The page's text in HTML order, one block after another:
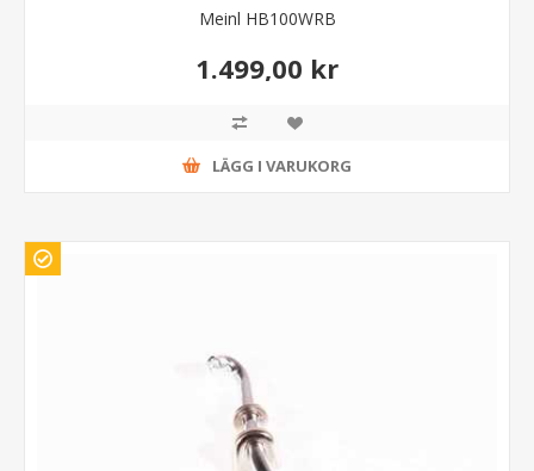
Meinl HB100WRB
1.499,00 kr
LÄGG I VARUKORG